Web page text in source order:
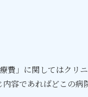
費」に関してはクリ
容であればどこの